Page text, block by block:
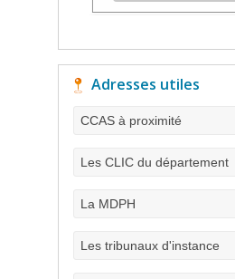
Adresses utiles
CCAS à proximité
Les CLIC du département
La MDPH
Les tribunaux d'instance